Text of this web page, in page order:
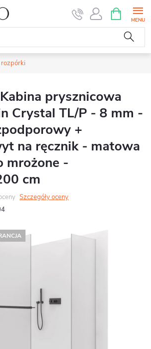
KOSZYK
prysznicowa
Crystal TL/P - 8 mm -
+
na ręcznik - matowa
mrożone -
cm
Szczegóły oceny